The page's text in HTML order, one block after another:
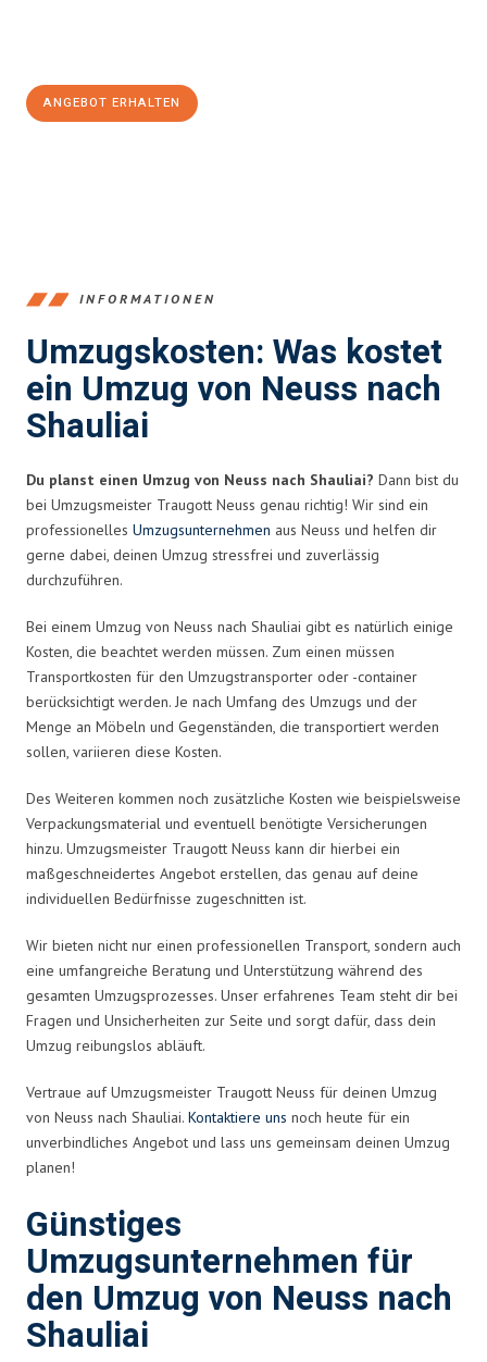
ANGEBOT ERHALTEN
INFORMATIONEN
Umzugskosten: Was kostet
ein Umzug von Neuss nach
Shauliai
Du planst einen Umzug von Neuss nach Shauliai? Dann bist du
bei Umzugsmeister Traugott Neuss genau richtig! Wir sind ein
professionelles Umzugsunternehmen aus Neuss und helfen dir
gerne dabei, deinen Umzug stressfrei und zuverlässig
durchzuführen.
Bei einem Umzug von Neuss nach Shauliai gibt es natürlich einige
Kosten, die beachtet werden müssen. Zum einen müssen
Transportkosten für den Umzugstransporter oder -container
berücksichtigt werden. Je nach Umfang des Umzugs und der
Menge an Möbeln und Gegenständen, die transportiert werden
sollen, variieren diese Kosten.
Des Weiteren kommen noch zusätzliche Kosten wie beispielsweise
Verpackungsmaterial und eventuell benötigte Versicherungen
hinzu. Umzugsmeister Traugott Neuss kann dir hierbei ein
maßgeschneidertes Angebot erstellen, das genau auf deine
individuellen Bedürfnisse zugeschnitten ist.
Wir bieten nicht nur einen professionellen Transport, sondern auch
eine umfangreiche Beratung und Unterstützung während des
gesamten Umzugsprozesses. Unser erfahrenes Team steht dir bei
Fragen und Unsicherheiten zur Seite und sorgt dafür, dass dein
Umzug reibungslos abläuft.
Vertraue auf Umzugsmeister Traugott Neuss für deinen Umzug
von Neuss nach Shauliai. Kontaktiere uns noch heute für ein
unverbindliches Angebot und lass uns gemeinsam deinen Umzug
planen!
Günstiges
Umzugsunternehmen für
den Umzug von Neuss nach
Shauliai